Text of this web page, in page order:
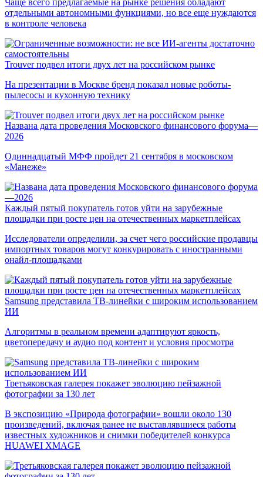
Чаще всего предлагаемые на рынке решения обладают
отдельными автономными функциями, но все еще нуждаются
в контроле человека
Trouver подвел итоги двух лет на российском рынке
На презентации в Москве бренд показал новые роботы-
пылесосы и кухонную технику
Названа дата проведения Московского финансового форума—
2026
Одиннадцатый МФФ пройдет 21 сентября в московском
«Манеже»
Каждый пятый покупатель готов уйти на зарубежные
площадки при росте цен на отечественных маркетплейсах
Исследователи определили, за счет чего российские продавцы
импортных товаров могут конкурировать с иностранными
онайл-площадками
Samsung представила ТВ-линейки с широким использованием
ИИ
Алгоритмы в реальном времени адаптируют яркость,
цветопередачу и аудио под контент и условия просмотра
Третьяковская галерея покажет эволюцию пейзажной
фотографии за 130 лет
В экспозицию «Природа фотографии» вошли около 130
произведений, включая ранее не выставлявшиеся работы
известных художников и снимки победителей конкурса
HUAWEI XMAGE